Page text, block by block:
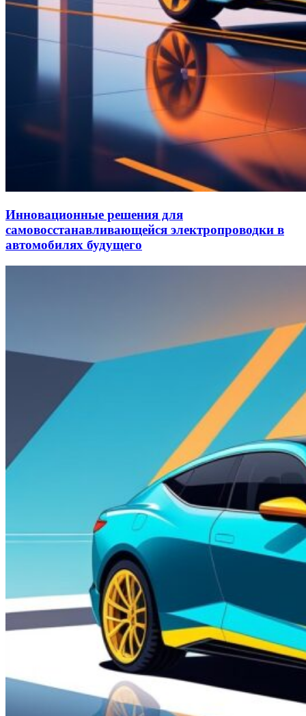
Инновационные решения для
самовосстанавливающейся электропроводки в
автомобилях будущего